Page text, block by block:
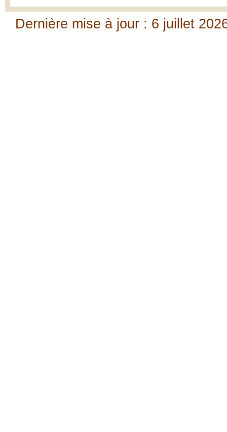
Dernière mise à jour : 6 juillet